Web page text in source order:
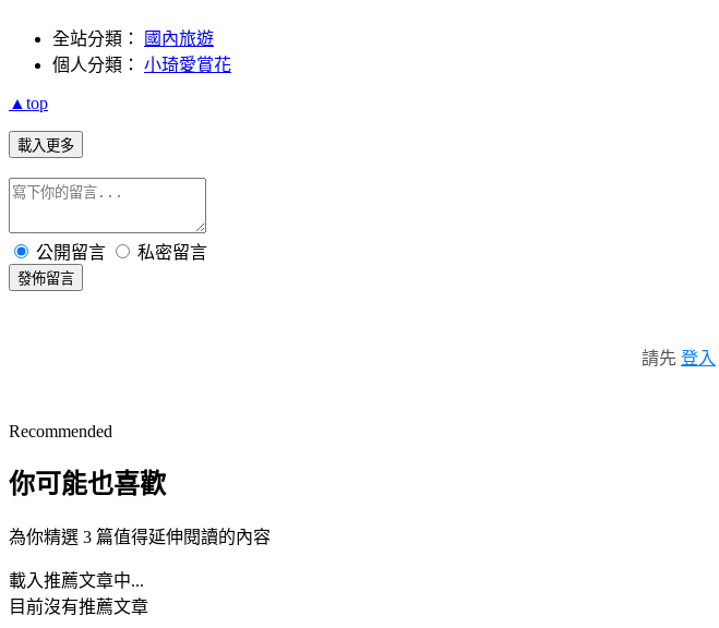
全站分類：
國內旅遊
個人分類： 小琦愛賞花
▲top
載入更多
公開留言 私密留言
發佈留言
請先 登入
Recommended
你可能也喜歡
為你精選 3 篇值得延伸閱讀的內容
載入推薦文章中...
目前沒有推薦文章